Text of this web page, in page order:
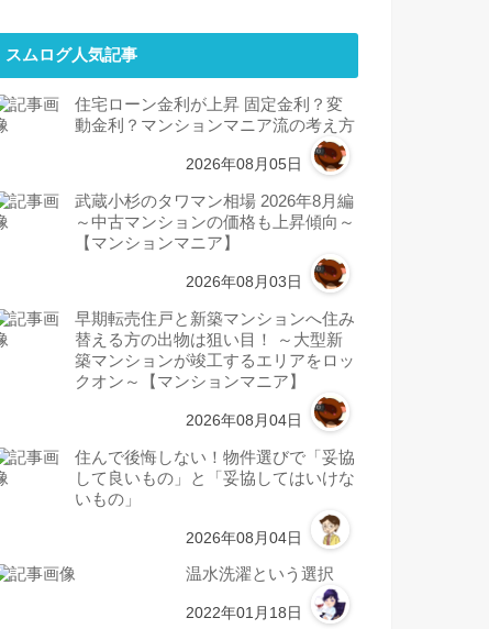
スムログ人気記事
住宅ローン金利が上昇 固定金利？変
動金利？マンションマニア流の考え方
2026年08月05日
武蔵小杉のタワマン相場 2026年8月編
～中古マンションの価格も上昇傾向～
【マンションマニア】
2026年08月03日
早期転売住戸と新築マンションへ住み
替える方の出物は狙い目！ ～大型新
築マンションが竣工するエリアをロッ
クオン～【マンションマニア】
2026年08月04日
住んで後悔しない！物件選びで「妥協
して良いもの」と「妥協してはいけな
いもの」
2026年08月04日
温水洗濯という選択
2022年01月18日